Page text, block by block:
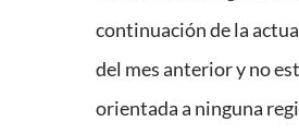
continuación de la
del mes anterior y no
orientada a ninguna